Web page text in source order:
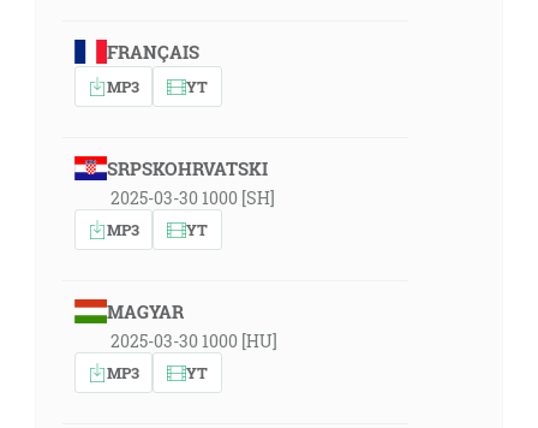
FRANÇAIS
MP3 YT
SRPSKOHRVATSKI
2025-03-30 1000 [SH]
MP3 YT
MAGYAR
2025-03-30 1000 [HU]
MP3 YT